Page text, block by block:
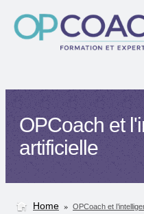
OPCoach et
artificielle
Home » OPCoach et